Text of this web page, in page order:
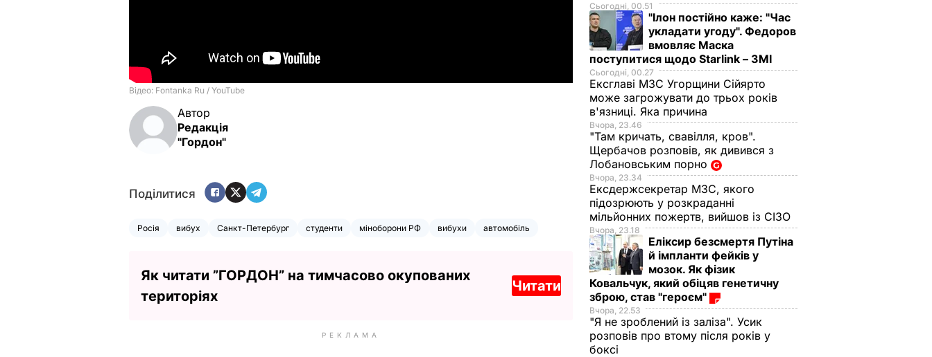
Автор
Редакція
"Гордон"
Поділитися
Росія вибух Санкт-Петербург студенти міноборони РФ вибухи автомобіль
Як читати ”ГОРДОН” на тимчасово окупованих
територіях
Читати
РЕКЛАМА
Сьогодні, 00.51
"Ілон постійно каже: "Час
укладати угоду". Федоров
вмовляє Маска
поступитися щодо Starlink – ЗМІ
Сьогодні, 00.27
Ексглаві МЗС Угорщини Сійярто
може загрожувати до трьох років
в'язниці. Яка причина
Вчора, 23.46
"Там кричать, свавілля, кров".
Щербачов розповів, як дивився з
Лобановським порно
Вчора, 23.34
Ексдержсекретар МЗС, якого
підозрюють у розкраданні
мільйонних пожертв, вийшов із СІЗО
Вчора, 23.18
Еліксир безсмертя Путіна
й імпланти фейків у
мозок. Як фізик
Ковальчук, який обіцяв генетичну
зброю, став "героєм"
Вчора, 22.53
"Я не зроблений із заліза". Усик
розповів про втому після років у
боксі